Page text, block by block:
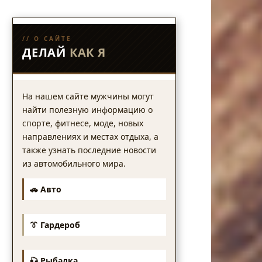
// О САЙТЕ
ДЕЛАЙ КАК Я
На нашем сайте мужчины могут
найти полезную информацию о
спорте, фитнесе, моде, новых
направлениях и местах отдыха, а
также узнать последние новости
из автомобильного мира.
🚗 Авто
👔 Гардероб